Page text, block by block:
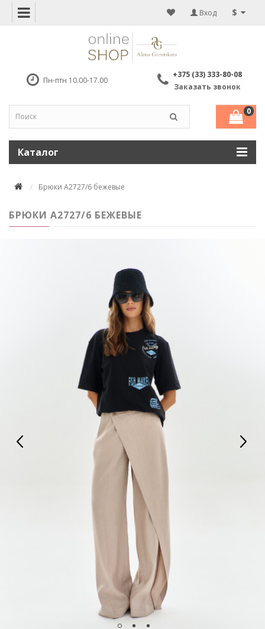
$
Вход
Пн-птн 10.00-17.00
+375 (33) 333-80-08
Заказать звонок
0
Каталог
Брюки А2727/6 бежевые
БРЮКИ А2727/6 БЕЖЕВЫЕ